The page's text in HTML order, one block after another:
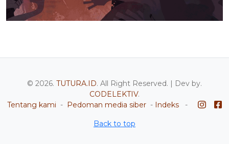
© 2026. TUTURA.ID. All Right Reserved. | Dev by.
CODELEKTIV.
Tentang kami - Pedoman media siber - Indeks -
Back to top